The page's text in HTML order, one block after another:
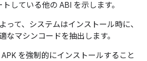
している他の ABI を示します。
って、システムはインストール時に、
なマシンコードを抽出します。
を強制的にインストールすること